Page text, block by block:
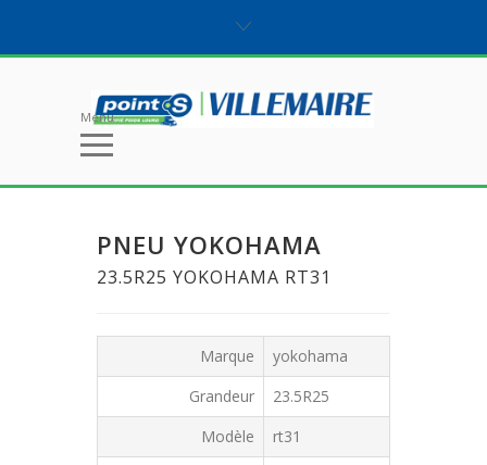
Menu
PNEU YOKOHAMA
23.5R25 YOKOHAMA RT31
Marque
yokohama
Grandeur
23.5R25
Modèle
rt31